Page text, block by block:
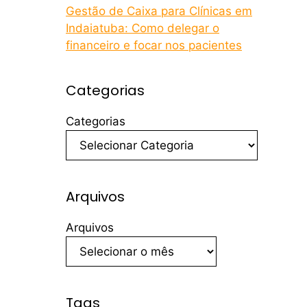
Gestão de Caixa para Clínicas em
Indaiatuba: Como delegar o
financeiro e focar nos pacientes
Categorias
Categorias
Arquivos
Arquivos
Tags